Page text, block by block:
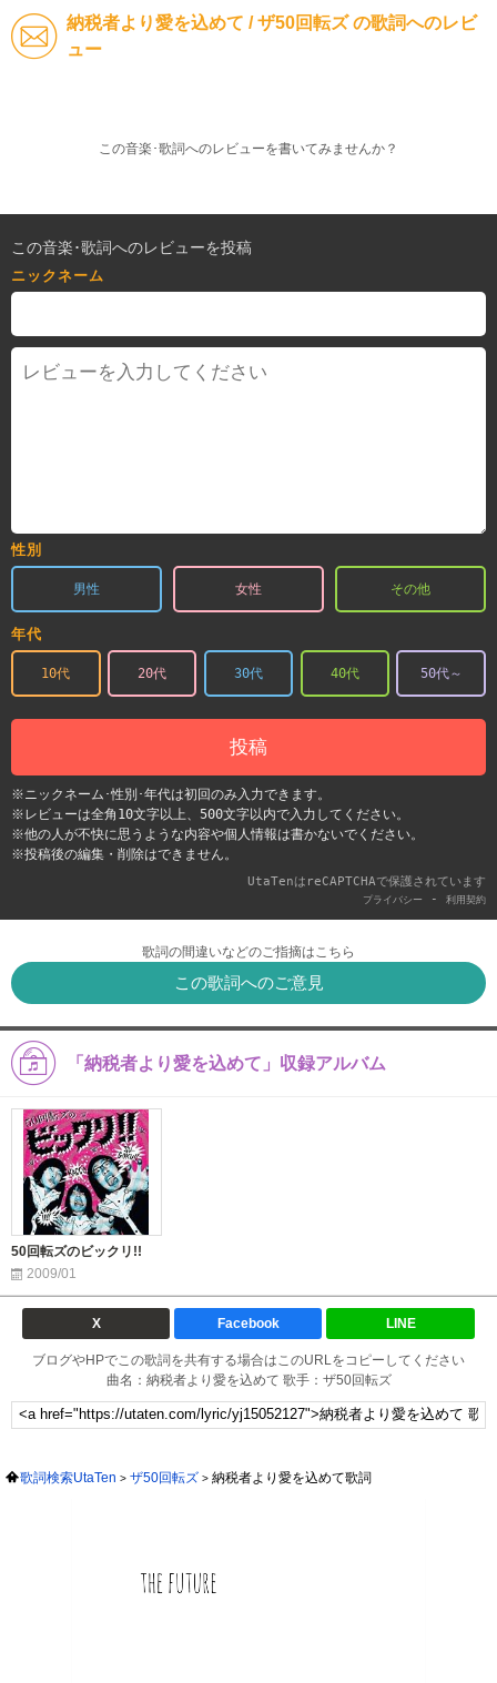
納税者より愛を込めて / ザ50回転ズ の歌詞へのレビ
ュー
この音楽･歌詞へのレビューを書いてみませんか？
この音楽･歌詞へのレビューを投稿
ニックネーム
性別
男性 女性 その他
年代
10代 20代 30代 40代 50代～
投稿
※ニックネーム･性別･年代は初回のみ入力できます。
※レビューは全角10文字以上、500文字以内で入力してください。
※他の人が不快に思うような内容や個人情報は書かないでください。
※投稿後の編集・削除はできません。
UtaTenはreCAPTCHAで保護されています
プライバシー - 利用契約
歌詞の間違いなどのご指摘はこちら
この歌詞へのご意見
「納税者より愛を込めて」収録アルバム
50回転ズのビックリ!!
2009/01
X Facebook LINE
ブログやHPでこの歌詞を共有する場合はこのURLをコピーしてください
曲名：納税者より愛を込めて 歌手：ザ50回転ズ
歌詞検索UtaTen ザ50回転ズ 納税者より愛を込めて歌詞